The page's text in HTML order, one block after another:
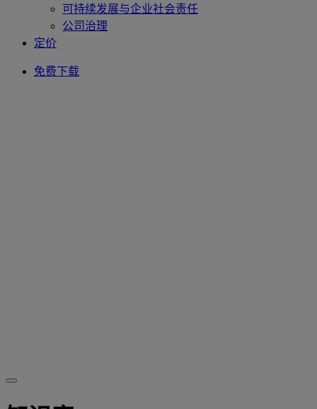
可持续发展与企业社会责任
公司治理
定价
免费下载